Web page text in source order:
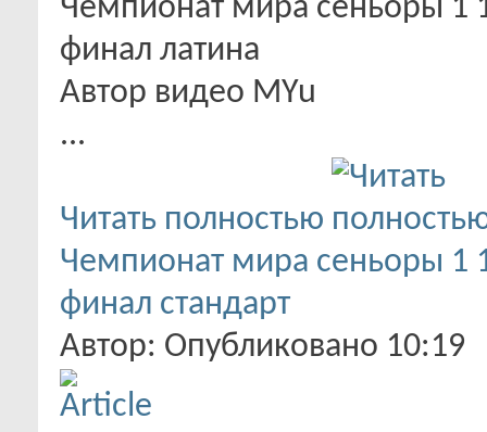
Чемпионат мира сеньоры 1
финал латина
Автор видео MYu
...
Читать полностью
Чемпионат мира сеньоры 1
финал стандарт
Автор: Опубликовано